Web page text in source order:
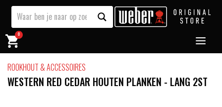
0
ROOKHOUT & ACCESSOIRES
WESTERN RED CEDAR HOUTEN PLANKEN - LANG 2ST